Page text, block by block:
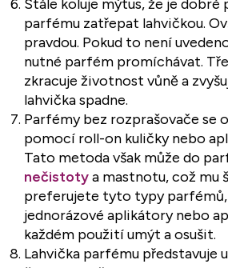
Stále koluje mýtus, že je
parfému zatřepat lahvičkou.
pravdou. Pokud to není
nutné parfém promíchávat.
zkracuje životnost vůně a
lahvička spadne.
Parfémy bez rozprašovače se
pomocí roll-on kuličky nebo
Tato metoda však může do
nečistotya mastnotu, což mu
preferujete tyto typy parfémů,
jednorázové aplikátory nebo
každém použití umýt a osušit.
Lahvička parfému představuje